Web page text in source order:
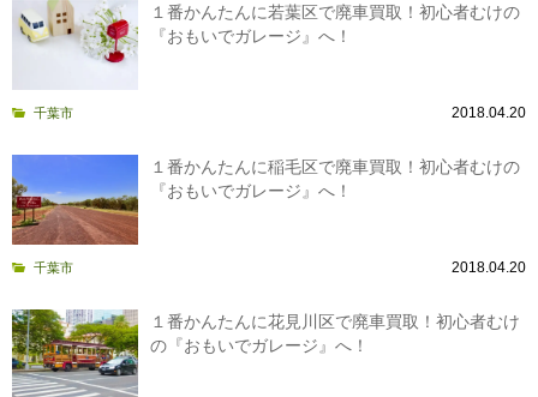
１番かんたんに若葉区で廃車買取！初心者むけの
『おもいでガレージ』へ！
千葉市 2018.04.20
１番かんたんに稲毛区で廃車買取！初心者むけの
『おもいでガレージ』へ！
千葉市 2018.04.20
１番かんたんに花見川区で廃車買取！初心者むけ
の『おもいでガレージ』へ！